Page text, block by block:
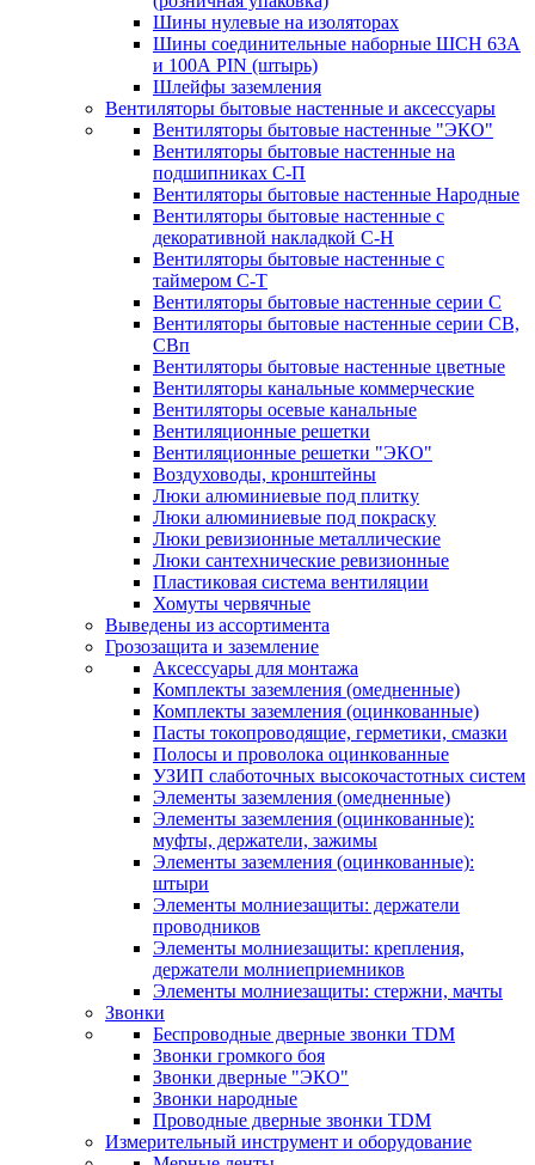
Шины нулевые на изоляторах
Шины соединительные наборные ШСН 63A
и 100А PIN (штырь)
Шлейфы заземления
Вентиляторы бытовые настенные и аксессуары
Вентиляторы бытовые настенные "ЭКО"
Вентиляторы бытовые настенные на
подшипниках С-П
Вентиляторы бытовые настенные Народные
Вентиляторы бытовые настенные с
декоративной накладкой С-Н
Вентиляторы бытовые настенные с
таймером С-Т
Вентиляторы бытовые настенные серии С
Вентиляторы бытовые настенные серии СВ,
СВп
Вентиляторы бытовые настенные цветные
Вентиляторы канальные коммерческие
Вентиляторы осевые канальные
Вентиляционные решетки
Вентиляционные решетки "ЭКО"
Воздуховоды, кронштейны
Люки алюминиевые под плитку
Люки алюминиевые под покраску
Люки ревизионные металлические
Люки сантехнические ревизионные
Пластиковая система вентиляции
Хомуты червячные
Выведены из ассортимента
Грозозащита и заземление
Аксессуары для монтажа
Комплекты заземления (омедненные)
Комплекты заземления (оцинкованные)
Пасты токопроводящие, герметики, смазки
Полосы и проволока оцинкованные
УЗИП слаботочных высокочастотных систем
Элементы заземления (омедненные)
Элементы заземления (оцинкованные):
муфты, держатели, зажимы
Элементы заземления (оцинкованные):
штыри
Элементы молниезащиты: держатели
проводников
Элементы молниезащиты: крепления,
держатели молниеприемников
Элементы молниезащиты: стержни, мачты
Звонки
Беспроводные дверные звонки TDM
Звонки громкого боя
Звонки дверные "ЭКО"
Звонки народные
Проводные дверные звонки TDM
Измерительный инструмент и оборудование